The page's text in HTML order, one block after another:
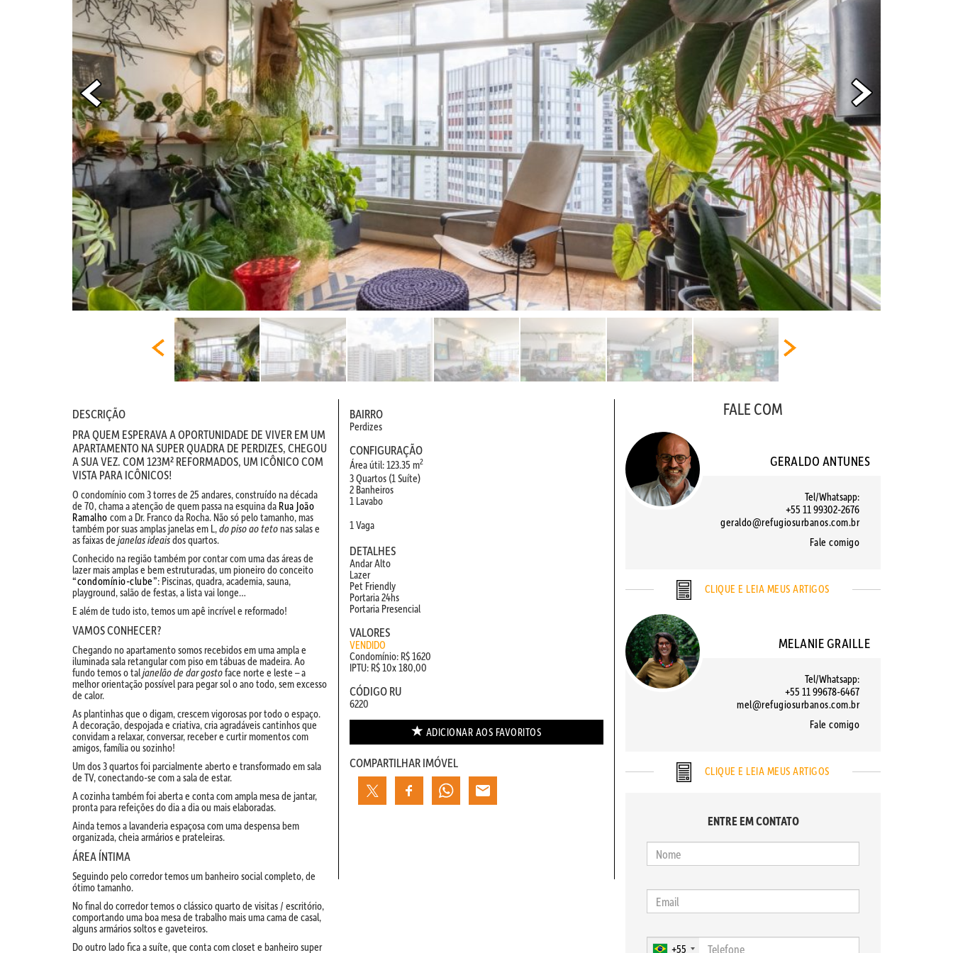
DESCRIÇÃO
PRA QUEM ESPERAVA A OPORTUNIDADE DE VIVER EM UM
APARTAMENTO NA SUPER QUADRA DE PERDIZES, CHEGOU
A SUA VEZ. COM 123M² REFORMADOS, UM ICÔNICO COM
VISTA PARA ICÔNICOS!
O condomínio com 3 torres de 25 andares, construído na década
de 70, chama a atenção de quem passa na esquina da Rua João
Ramalho com a Dr. Franco da Rocha. Não só pelo tamanho, mas
também por suas amplas janelas em L,do piso ao tetonas salas e
as faixas de janelas ideaisdos quartos.
Conhecido na região também por contar com uma das áreas de
lazer mais amplas e bem estruturadas, um pioneiro do conceito
“condomínio-clube”: Piscinas, quadra, academia, sauna,
playground, salão de festas, a lista vai longe…
E além de tudo isto, temos um apê incrível e reformado!
VAMOS CONHECER?
Chegando no apartamento somos recebidos em uma ampla e
iluminada sala retangular com piso em tábuas de madeira. Ao
fundo temos o taljanelão de dar gostoface norte e leste – a
melhor orientação possível para pegar sol o ano todo, sem excesso
de calor.
As plantinhas que o digam, crescem vigorosas por todo o espaço.
A decoração, despojada e criativa, cria agradáveis cantinhos que
convidam a relaxar, conversar, receber e curtir momentos com
amigos, família ou sozinho!
Um dos 3 quartos foi parcialmente aberto e transformado em sala
de TV, conectando-se com a sala de estar.
A cozinha também foi aberta e conta com ampla mesa de jantar,
pronta para refeições do dia a dia ou mais elaboradas.
Ainda temos a lavanderia espaçosa com uma despensa bem
organizada, cheia armários e prateleiras.
ÁREA ÍNTIMA
Seguindo pelo corredor temos um banheiro social completo, de
ótimo tamanho.
No final do corredor temos o clássico quarto de visitas / escritório,
comportando uma boa mesa de trabalho mais uma cama de casal,
alguns armários soltos e gaveteiros.
Do outro lado fica a suíte, que conta com closet e banheiro super
BAIRRO
Perdizes
CONFIGURAÇÃO
Área útil: 123.35 m2
3 Quartos (1 Suíte)
2 Banheiros
1 Lavabo
1 Vaga
DETALHES
Andar Alto
Lazer
Pet Friendly
Portaria 24hs
Portaria Presencial
VALORES
VENDIDO
Condomínio: R$ 1620
IPTU: R$ 10x 180,00
CÓDIGO RU
6220
ADICIONAR AOS FAVORITOS
COMPARTILHAR IMÓVEL
FALE COM
GERALDO ANTUNES
Tel/Whatsapp:
+55 11 99302-2676
geraldo@refugiosurbanos.com.br
Fale comigo
CLIQUE E LEIA MEUS ARTIGOS
MELANIE GRAILLE
Tel/Whatsapp:
+55 11 99678-6467
mel@refugiosurbanos.com.br
Fale comigo
CLIQUE E LEIA MEUS ARTIGOS
ENTRE EM CONTATO
+55